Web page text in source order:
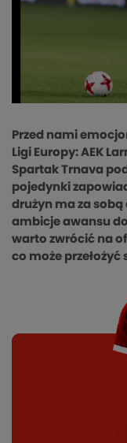
Przed nami
Ligi Europy: AEK
Spartak Trnava
pojedynki
drużyn ma za
ambicje awansu
warto zwrócić na
co może